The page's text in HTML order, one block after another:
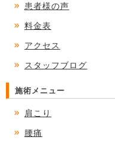
患者様の声
料金表
アクセス
スタッフブログ
施術メニュー
肩こり
腰痛